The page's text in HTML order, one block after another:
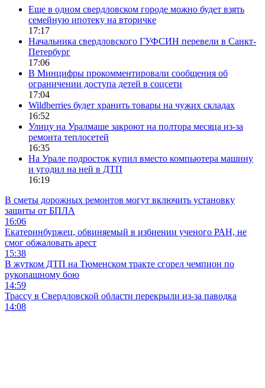
Еще в одном свердловском городе можно будет взять
семейную ипотеку на вторичке
17:17
Начальника свердловского ГУФСИН перевели в Санкт-
Петербург
17:06
В Минцифры прокомментировали сообщения об
ограничении доступа детей в соцсети
17:04
Wildberries будет хранить товары на чужих складах
16:52
Улицу на Уралмаше закроют на полтора месяца из-за
ремонта теплосетей
16:35
На Урале подросток купил вместо компьютера машину
и угодил на ней в ДТП
16:19
В сметы дорожных ремонтов могут включить установку
защиты от БПЛА
16:06
Екатеринбуржец, обвиняемый в избиении ученого РАН, не
смог обжаловать арест
15:38
В жутком ДТП на Тюменском тракте сгорел чемпион по
рукопашному бою
14:59
Трассу в Свердловской области перекрыли из-за паводка
14:08